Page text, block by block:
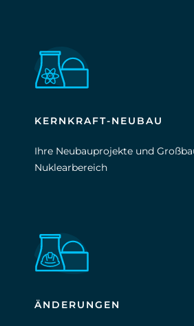
KERNKRAFT-NEUBAU
Ihre Neubauprojekte und
Nuklearbereich
ÄNDERUNGEN